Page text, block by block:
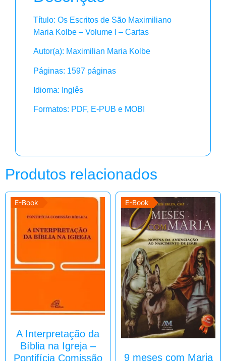
Título: Os Escritos de São Maximiliano
Maria Kolbe – Volume I – Cartas
Autor(a): Maximilian Maria Kolbe
Páginas: 1597 páginas
Idioma: Inglês
Formatos: PDF, E-PUB e MOBI
Produtos relacionados
E-Book
A Interpretação da
Bíblia na Igreja –
Pontifícia Comissão
E-Book
9 meses com Maria